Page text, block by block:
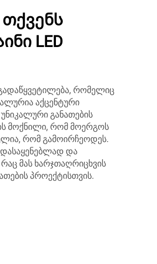
LED
რომელიც
აქცენტური
უნიკალური განათების
მოქნილი, რომ მოერგოს
რომ გამოირჩეოდეს.
და
მას ხარჯთაღრიცხვის
პროექტისთვის.